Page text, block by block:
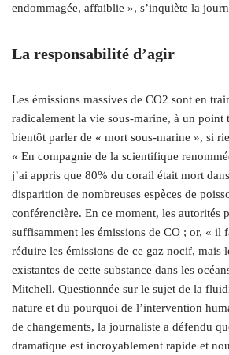
endommagée, affaiblie », s’inquiète la
La responsabilité d’agir
Les émissions massives de CO2 sont en
radicalement la vie sous-marine, à un point
bientôt parler de « mort sous-marine », si
« En compagnie de la scientifique
j’ai appris que 80% du corail était mort
disparition de nombreuses espèces de
conférencière. En ce moment, les autorités
suffisamment les émissions de CO ; or, « il
réduire les émissions de ce gaz nocif, mais
existantes de cette substance dans les
Mitchell. Questionnée sur le sujet de la
nature et du pourquoi de l’intervention
de changements, la journaliste a défendu
dramatique est incroyablement rapide et